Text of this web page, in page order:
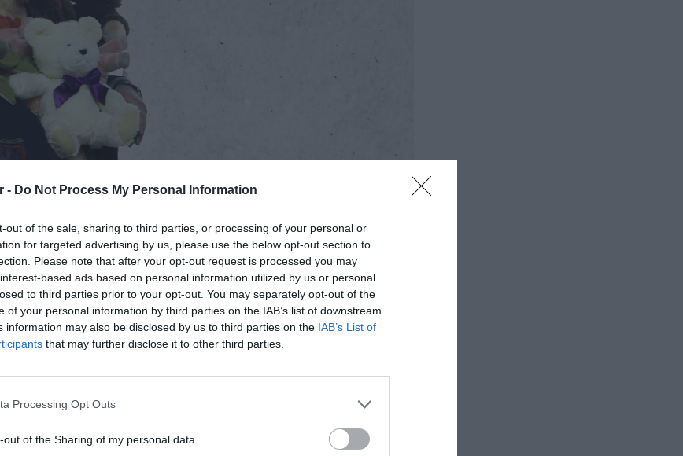
- Do Not Process My Personal Information
out of the sale, sharing to third parties, or processing of your personal or
for targeted advertising by us, please use the below opt-out section to
Please note that after your opt-out request is processed you may
based ads based on personal information utilized by us or personal
to third parties prior to your opt-out. You may separately opt-out of the
of your personal information by third parties on the IAB’s list of downstream
information may also be disclosed by us to third parties on the IAB’s List of
that may further disclose it to other third parties.
Processing Opt Outs
out of the Sharing of my personal data.